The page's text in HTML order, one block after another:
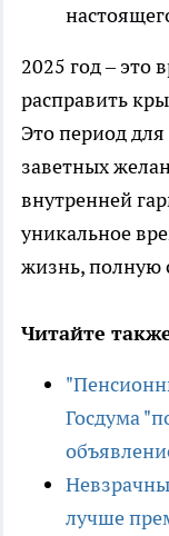
2025 год – это
расправить
Это период
заветных
внутренней
уникальное
жизнь, полную
Читайте
Госдума
лучше